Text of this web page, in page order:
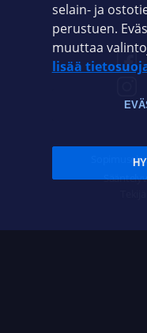
selain- ja
perustuen.
muuttaa
lisää